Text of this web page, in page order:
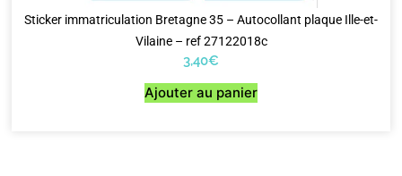
Sticker immatriculation Bretagne 35 – Autocollant plaque Ille-et-
Vilaine – ref 27122018c
3,40€
Ajouter au panier